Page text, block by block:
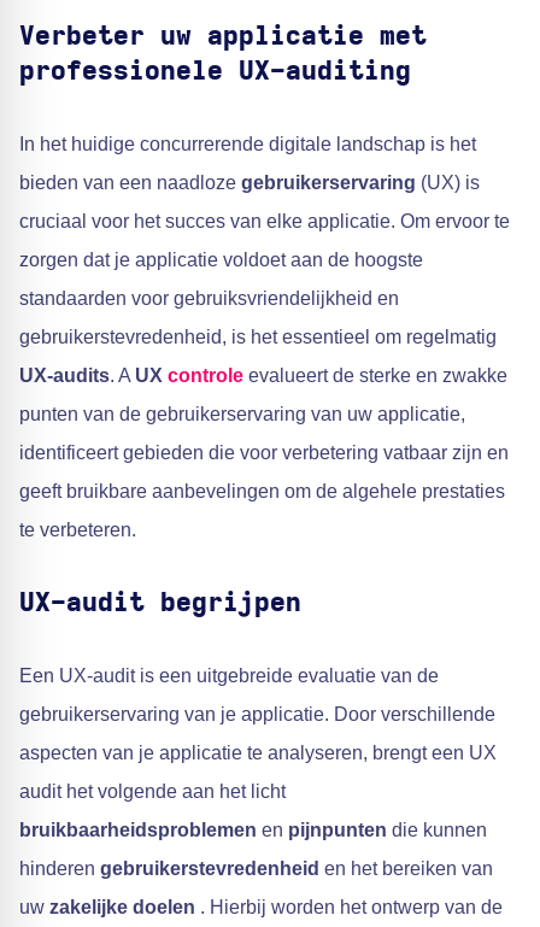
Verbeter uw applicatie met
professionele UX-auditing
In het huidige concurrerende digitale landschap is het
bieden van een naadloze gebruikerservaring (UX) is
cruciaal voor het succes van elke applicatie. Om ervoor te
zorgen dat je applicatie voldoet aan de hoogste
standaarden voor gebruiksvriendelijkheid en
gebruikerstevredenheid, is het essentieel om regelmatig
UX-audits. A UX controle evalueert de sterke en zwakke
punten van de gebruikerservaring van uw applicatie,
identificeert gebieden die voor verbetering vatbaar zijn en
geeft bruikbare aanbevelingen om de algehele prestaties
te verbeteren.
UX-audit begrijpen
Een UX-audit is een uitgebreide evaluatie van de
gebruikerservaring van je applicatie. Door verschillende
aspecten van je applicatie te analyseren, brengt een UX
audit het volgende aan het licht
bruikbaarheidsproblemen en pijnpunten die kunnen
hinderen gebruikerstevredenheid en het bereiken van
uw zakelijke doelen . Hierbij worden het ontwerp van de